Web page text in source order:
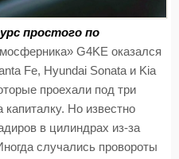
простого по
G4KE оказался
Fe, Hyundai Sonata и Kia
проехали под три
Но известно
в цилиндрах из-за
случались провороты